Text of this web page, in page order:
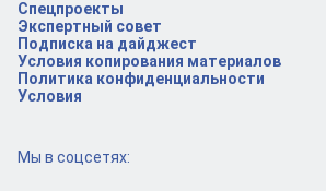
Спецпроекты
Экспертный совет
Подписка на дайджест
Условия копирования материалов
Политика конфиденциальности
Условия
Мы в соцсетях: